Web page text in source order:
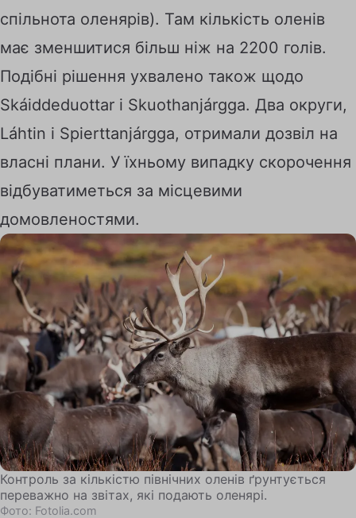
спільнота оленярів). Там кількість оленів
має зменшитися більш ніж на 2200 голів.
Подібні рішення ухвалено також щодо
Skáiddeduottar і Skuothanjárgga. Два округи,
Láhtin і Spierttanjárgga, отримали дозвіл на
власні плани. У їхньому випадку скорочення
відбуватиметься за місцевими
домовленостями.
Контроль за кількістю північних оленів ґрунтується
переважно на звітах, які подають оленярі.
Фото: Fotolia.com